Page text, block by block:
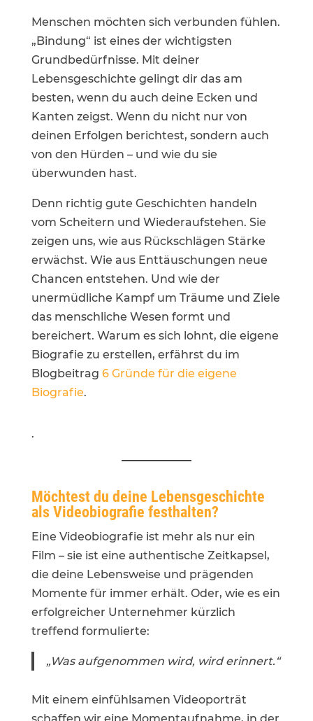
Menschen möchten sich verbunden fühlen.
„Bindung“ ist eines der wichtigsten
Grundbedürfnisse. Mit deiner
Lebensgeschichte gelingt dir das am
besten, wenn du auch deine Ecken und
Kanten zeigst. Wenn du nicht nur von
deinen Erfolgen berichtest, sondern auch
von den Hürden – und wie du sie
überwunden hast.
Denn richtig gute Geschichten handeln
vom Scheitern und Wiederaufstehen. Sie
zeigen uns, wie aus Rückschlägen Stärke
erwächst. Wie aus Enttäuschungen neue
Chancen entstehen. Und wie der
unermüdliche Kampf um Träume und Ziele
das menschliche Wesen formt und
bereichert. Warum es sich lohnt, die eigene
Biografie zu erstellen, erfährst du im
Blogbeitrag 6 Gründe für die eigene
Biografie.
.
Möchtest du deine Lebensgeschichte
als Videobiografie festhalten?
Eine Videobiografie ist mehr als nur ein
Film – sie ist eine authentische Zeitkapsel,
die deine Lebensweise und prägenden
Momente für immer erhält. Oder, wie es ein
erfolgreicher Unternehmer kürzlich
treffend formulierte:
„Was aufgenommen wird, wird erinnert.“
Mit einem einfühlsamen Videoporträt